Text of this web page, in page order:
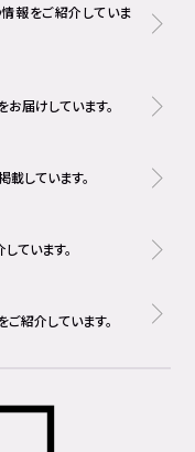
報をご紹介していま
届けしています。
しています。
ています。
紹介しています。